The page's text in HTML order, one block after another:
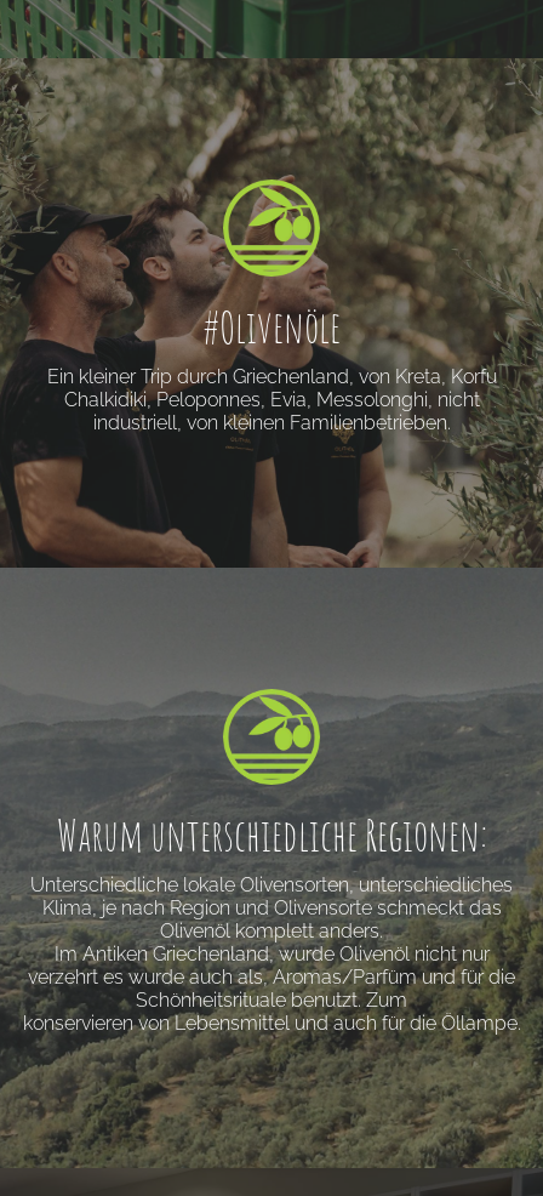
#Olivenöle
Ein kleiner Trip durch Griechenland, von Kreta, Korfu
Chalkidiki, Peloponnes, Evia, Messolonghi, nicht
industriell, von kleinen Familienbetrieben.
Warum unterschiedliche Regionen:
Unterschiedliche lokale Olivensorten, unterschiedliches
Klima, je nach Region und Olivensorte schmeckt das
Olivenöl komplett anders.
Im Antiken Griechenland, wurde Olivenöl nicht nur
verzehrt es wurde auch als, Aromas/Parfüm und für die
Schönheitsrituale benutzt. Zum
konservieren von Lebensmittel und auch für die Öllampe.